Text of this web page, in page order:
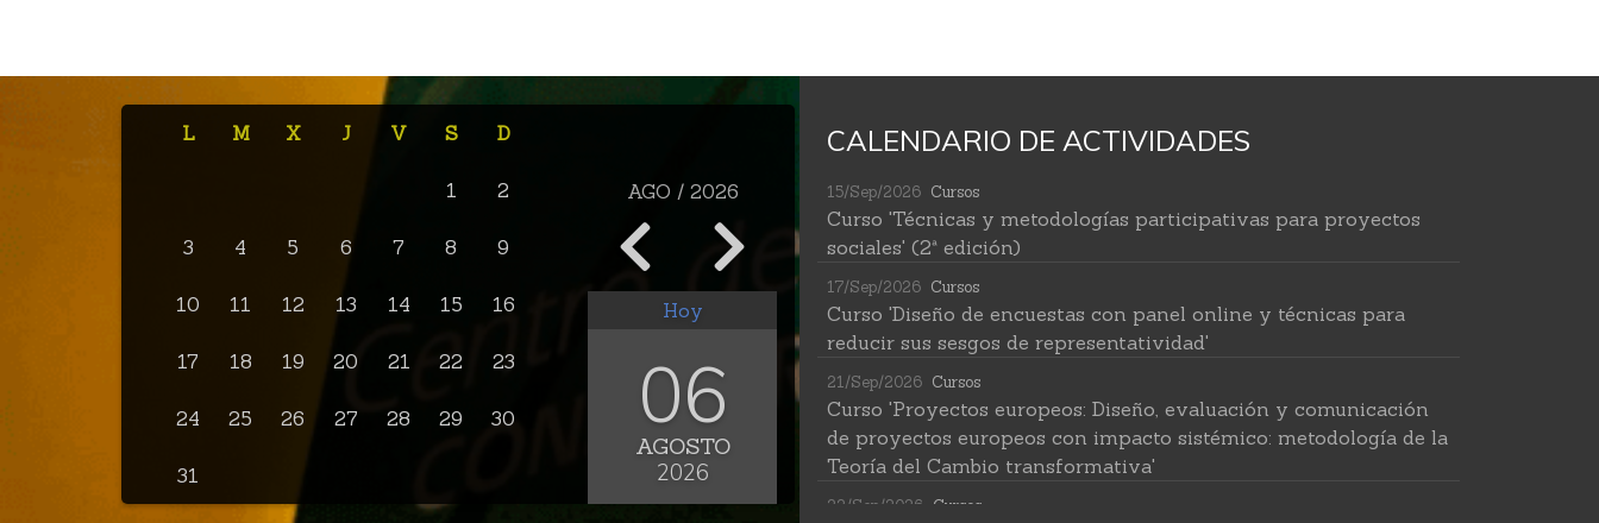
L M X J V S D
1 2
3 4 5 6 7 8 9
10 11 12 13 14 15 16
17 18 19 20 21 22 23
24 25 26 27 28 29 30
31
AGO / 2026
Hoy
06
AGOSTO
2026
CALENDARIO DE ACTIVIDADES
15/Sep/2026 Cursos
Curso 'Técnicas y metodologías participativas para proyectos
sociales' (2ª edición)
17/Sep/2026 Cursos
Curso 'Diseño de encuestas con panel online y técnicas para
reducir sus sesgos de representatividad'
21/Sep/2026 Cursos
Curso 'Proyectos europeos: Diseño, evaluación y comunicación
de proyectos europeos con impacto sistémico: metodología de la
Teoría del Cambio transformativa'
22/Sep/2026 Cursos